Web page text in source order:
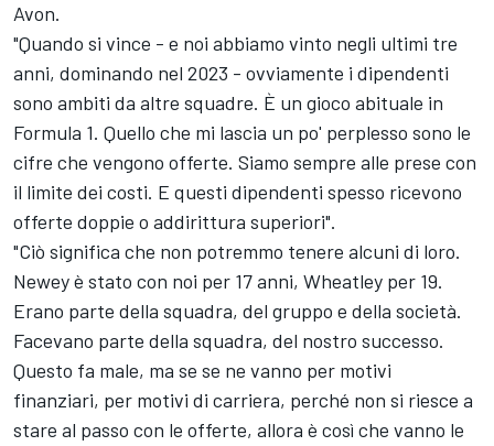
Avon.
"Quando si vince - e noi abbiamo vinto negli ultimi tre
anni, dominando nel 2023 - ovviamente i dipendenti
sono ambiti da altre squadre. È un gioco abituale in
Formula 1. Quello che mi lascia un po' perplesso sono le
cifre che vengono offerte. Siamo sempre alle prese con
il limite dei costi. E questi dipendenti spesso ricevono
offerte doppie o addirittura superiori".
"Ciò significa che non potremmo tenere alcuni di loro.
Newey è stato con noi per 17 anni, Wheatley per 19.
Erano parte della squadra, del gruppo e della società.
Facevano parte della squadra, del nostro successo.
Questo fa male, ma se se ne vanno per motivi
finanziari, per motivi di carriera, perché non si riesce a
stare al passo con le offerte, allora è così che vanno le